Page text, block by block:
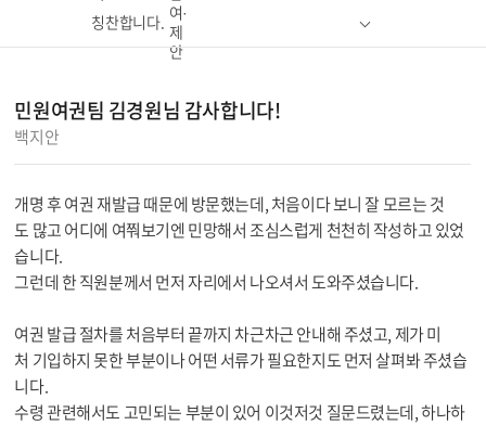
여·
제
안
칭찬합니다.
민원여권팀 김경원님 감사합니다!
백지안
개명 후 여권 재발급 때문에 방문했는데, 처음이다 보니 잘 모르는 것
도 많고 어디에 여쭤보기엔 민망해서 조심스럽게 천천히 작성하고 있었
습니다.
그런데 한 직원분께서 먼저 자리에서 나오셔서 도와주셨습니다.
여권 발급 절차를 처음부터 끝까지 차근차근 안내해 주셨고, 제가 미
처 기입하지 못한 부분이나 어떤 서류가 필요한지도 먼저 살펴봐 주셨습
니다.
수령 관련해서도 고민되는 부분이 있어 이것저것 질문드렸는데, 하나하